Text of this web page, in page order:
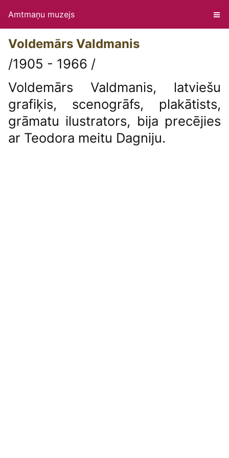
Amtmaņu muzejs
Voldemārs Valdmanis
/1905 - 1966 /
Voldemārs Valdmanis, latviešu
grafiķis, scenogrāfs, plakātists,
grāmatu ilustrators, bija precējies
ar Teodora meitu Dagniju.